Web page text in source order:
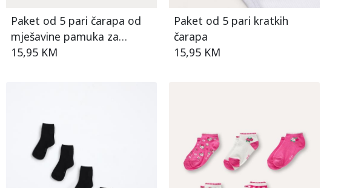
Paket od 5 pari čarapa od
mješavine pamuka za
djevojčice
15,95 KM
Paket od 5 pari kratkih
čarapa
15,95 KM